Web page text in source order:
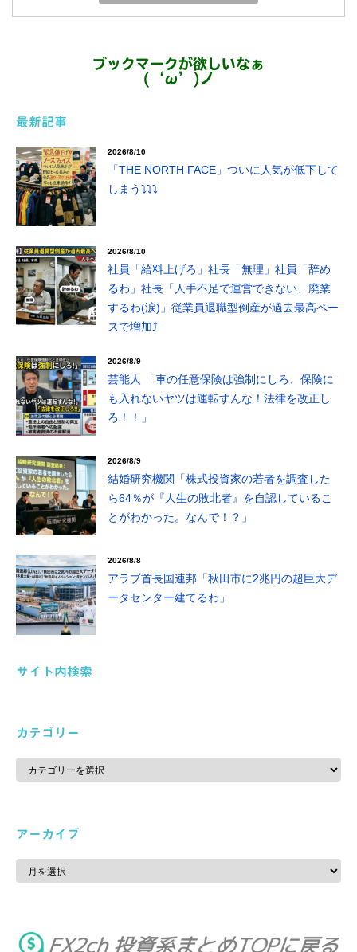
ブックマークが欲しいなぁ
(‘ω’)ノ
最新記事
2026/8/10
「THE NORTH FACE」ついに人気が低下して
しまう⤵⤵⤵
2026/8/10
社員「給料上げろ」社長「無理」社員「辞め
るわ」社長「人手不足で運営できない、廃業
するわ(涙)」従業員退職型倒産が過去最高ペー
スで増加⤴
2026/8/9
芸能人 「車の任意保険は強制にしろ、保険に
も入れないヤツは運転すんな！法律を改正し
ろ！！」
2026/8/9
結婚研究機関「株式投資家の若者を調査した
ら64％が『人生の敗北者』を自認しているこ
とがわかった。なんで！？」
2026/8/8
アラブ首長国連邦「秋田市に2兆円の超巨大デ
ータセンター建てるわ」
サイト内検索
カテゴリー
カ
ゴ
アーカイブ
ア
カ